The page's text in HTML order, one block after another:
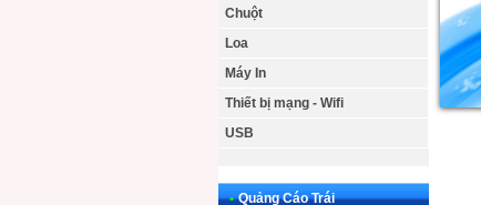
Chuột
Loa
Máy In
Thiết bị mạng - Wifi
USB
• Quảng Cáo Trái